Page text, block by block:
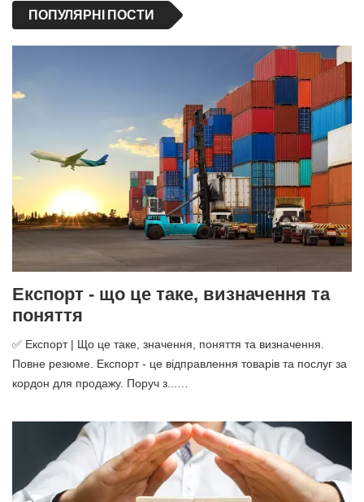
ПОПУЛЯРНІ ПОСТИ
Експорт - що це таке, визначення та
поняття
✅ Експорт | Що це таке, значення, поняття та визначення.
Повне резюме. Експорт - це відправлення товарів та послуг за
кордон для продажу. Поруч з...…